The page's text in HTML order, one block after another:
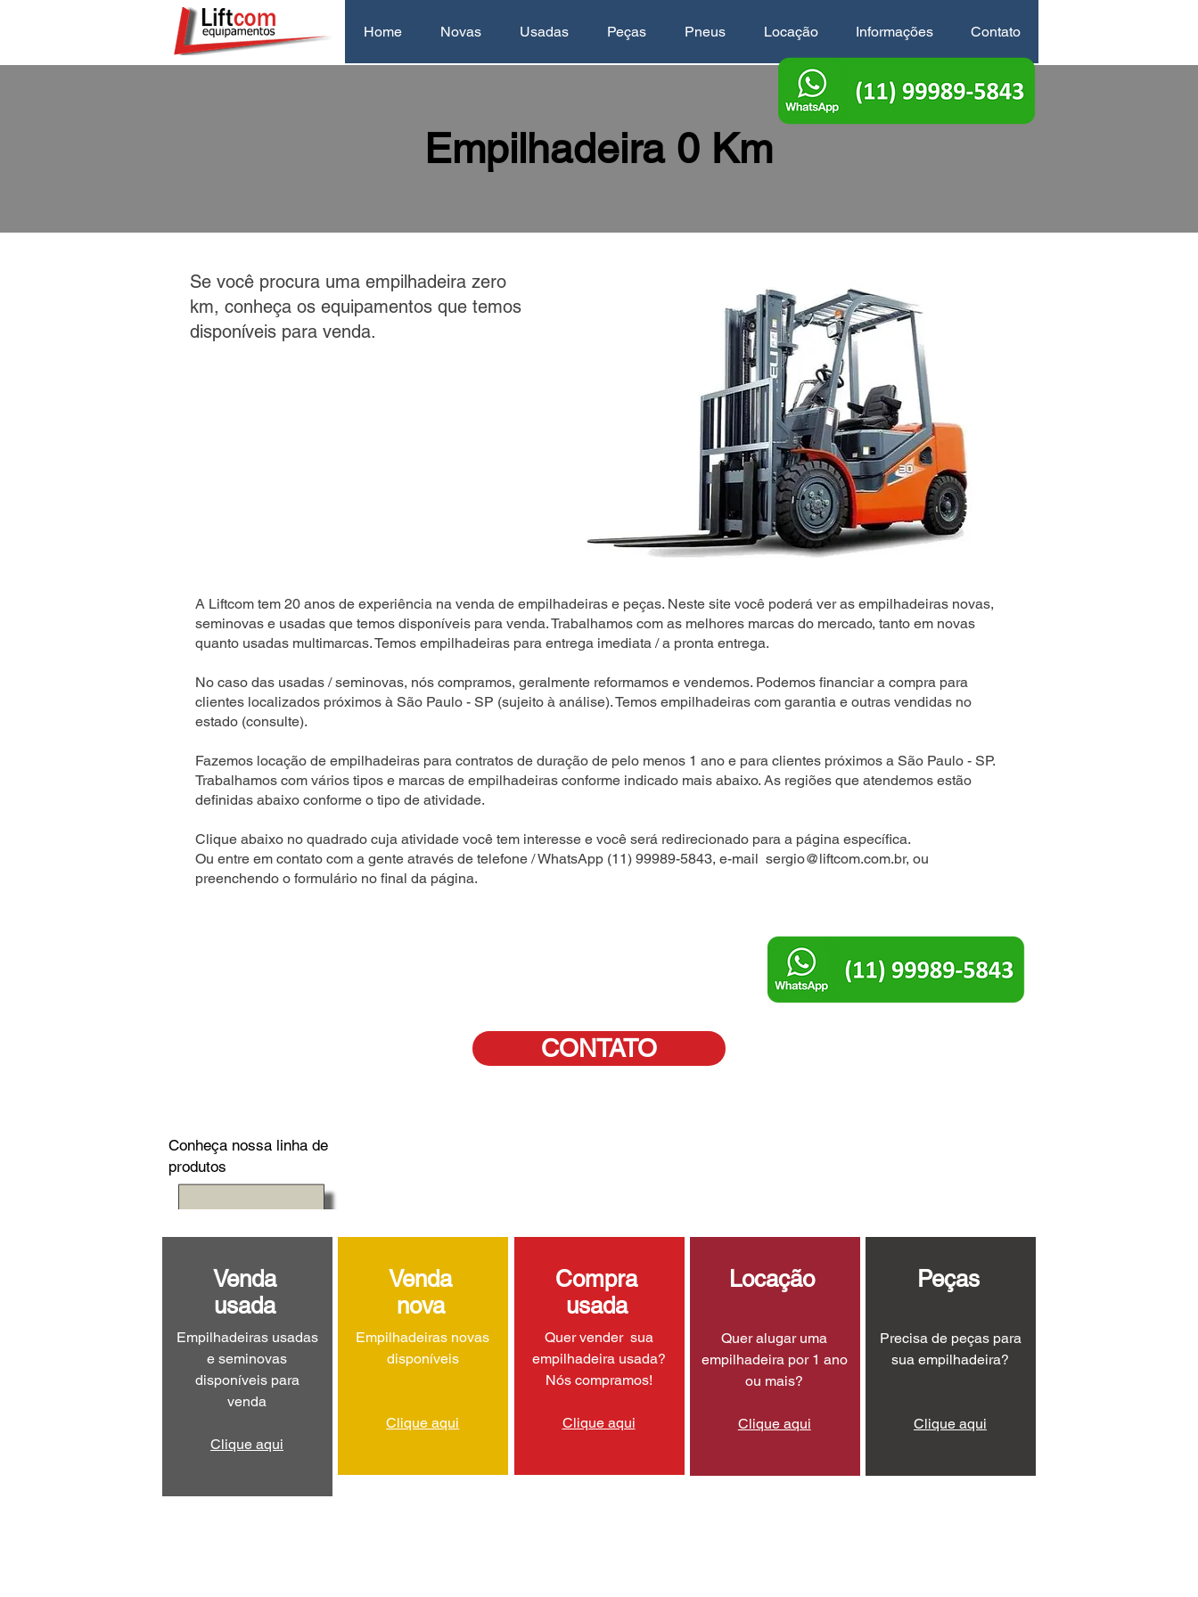
Home Novas Usadas Peças Pneus Locação Informações Contato
Empilhadeira 0 Km
Se você procura uma empilhadeira zero
km, conheça os equipamentos que temos
disponíveis para venda.
A Liftcom tem 20 anos de experiência na venda de empilhadeiras e peças. Neste site você poderá ver as empilhadeiras novas,
seminovas e usadas que temos disponíveis para venda. Trabalhamos com as melhores marcas do mercado, tanto em novas
quanto usadas multimarcas. Temos empilhadeiras para entrega imediata / a pronta entrega.
No caso das usadas / seminovas, nós compramos, geralmente reformamos e vendemos. Podemos financiar a compra para
clientes localizados próximos à São Paulo - SP (sujeito à análise). Temos empilhadeiras com garantia e outras vendidas no
estado (consulte).
Fazemos locação de empilhadeiras para contratos de duração de pelo menos 1 ano e para clientes próximos a São Paulo - SP.
Trabalhamos com vários tipos e marcas de empilhadeiras conforme indicado mais abaixo. As regiões que atendemos estão
definidas abaixo conforme o tipo de atividade.
Clique abaixo no quadrado cuja atividade você tem interesse e você será redirecionado para a página específica.
Ou entre em contato com a gente através de telefone / WhatsApp (11) 99989-5843, e-mail sergio@liftcom.com.br, ou
preenchendo o formulário no final da página.
CONTATO
Conheça nossa linha de
produtos
Venda
usada
Empilhadeiras usadas
e seminovas
disponíveis para
venda
Clique aqui
Venda
nova
Empilhadeiras novas
disponíveis
Clique aqui
Compra
usada
Quer vender sua
empilhadeira usada?
Nós compramos!
Clique aqui
Locação
Quer alugar uma
empilhadeira por 1 ano
ou mais?
Clique aqui
Peças
Precisa de peças para
sua empilhadeira?
Clique aqui